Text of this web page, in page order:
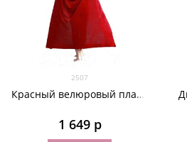
2507
Красный велюровый плащ.
1 649 р